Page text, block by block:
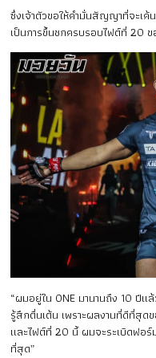
ซึ่งเจ้าตัวขอให้คำมั่นสัญญาที่จะเ
เป็นการขึ้นชกครบรอบไฟต์ที่ 20 ข
“ผมอยู่ใน ONE มานานถึง 10 ปี
รู้สึกตื่นเต้น เพราะผลงานที่ดีที่สุด
และไฟต์ที่ 20 นี้ ผมจะระเบิดฟอ
ที่สุด”